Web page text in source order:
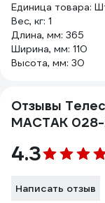
Единица товара:
Вес, кг: 1
Длина, мм: 365
Ширина, мм: 110
Высота, мм: 30
Отзывы
МАСТАК
4.3
Написать отзыв